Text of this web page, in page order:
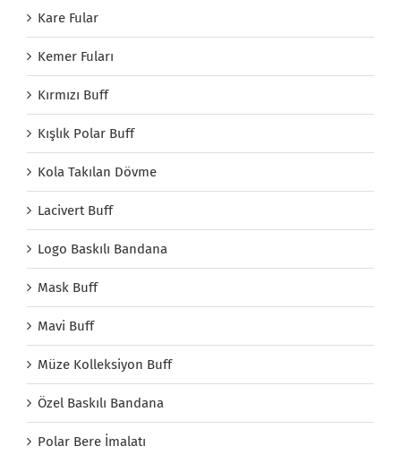
Kare Fular
Kemer Fuları
Kırmızı Buff
Kışlık Polar Buff
Kola Takılan Dövme
Lacivert Buff
Logo Baskılı Bandana
Mask Buff
Mavi Buff
Müze Kolleksiyon Buff
Özel Baskılı Bandana
Polar Bere İmalatı